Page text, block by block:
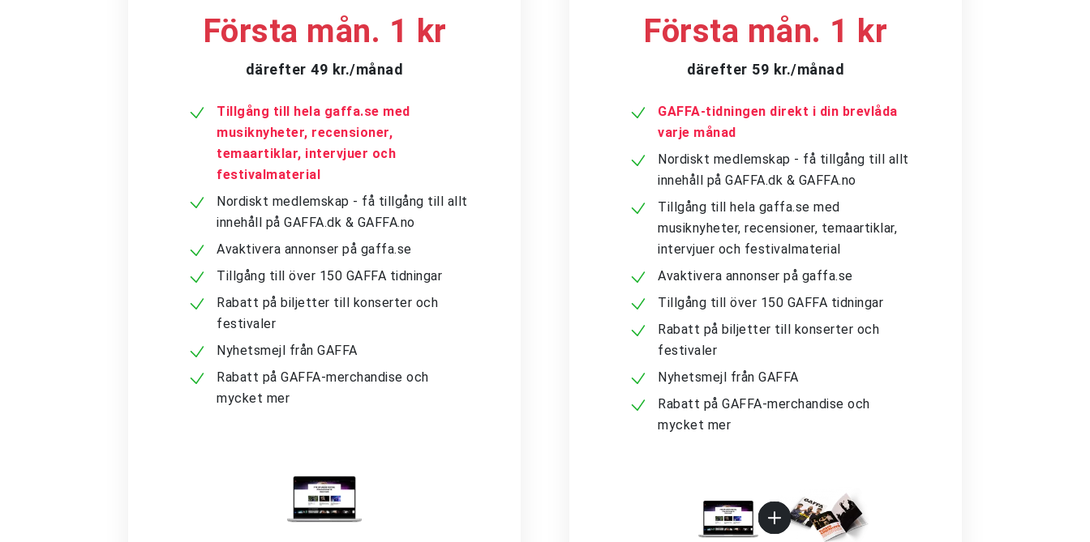
Första mån. 1 kr
därefter 49 kr./månad
Tillgång till hela gaffa.se med
musiknyheter, recensioner,
temaartiklar, intervjuer och
festivalmaterial
Nordiskt medlemskap - få tillgång till allt
innehåll på GAFFA.dk & GAFFA.no
Avaktivera annonser på gaffa.se
Tillgång till över 150 GAFFA tidningar
Rabatt på biljetter till konserter och
festivaler
Nyhetsmejl från GAFFA
Rabatt på GAFFA-merchandise och
mycket mer
Första mån. 1 kr
därefter 59 kr./månad
GAFFA-tidningen direkt i din brevlåda
varje månad
Nordiskt medlemskap - få tillgång till allt
innehåll på GAFFA.dk & GAFFA.no
Tillgång till hela gaffa.se med
musiknyheter, recensioner, temaartiklar,
intervjuer och festivalmaterial
Avaktivera annonser på gaffa.se
Tillgång till över 150 GAFFA tidningar
Rabatt på biljetter till konserter och
festivaler
Nyhetsmejl från GAFFA
Rabatt på GAFFA-merchandise och
mycket mer